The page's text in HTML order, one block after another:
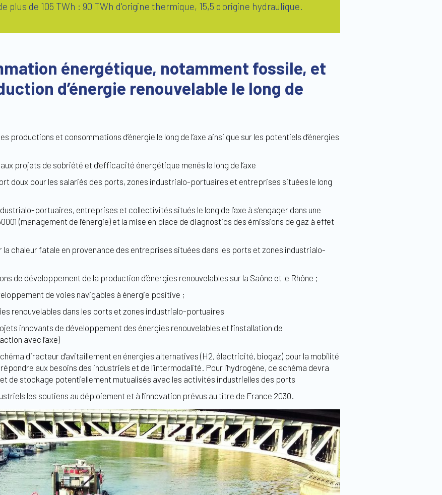
plus de 105 TWh : 90 TWh d'origine thermique, 15,5 d'origine hydraulique.
énergétique, notamment fossile, et
d’énergie renouvelable le long de
productions et consommations d’énergie le long de l’axe ainsi que sur les potentiels d’énergies
projets de sobriété et d’efficacité énergétique menés le long de l’axe
doux pour les salariés des ports, zones industrialo-portuaires et entreprises situées le long
portuaires, entreprises et collectivités situés le long de l’axe à s’engager dans une
(management de l’énergie) et la mise en place de diagnostics des émissions de gaz à effet
la chaleur fatale en provenance des entreprises situées dans les ports et zones industrialo-
de développement de la production d’énergies renouvelables sur la Saône et le Rhône ;
de voies navigables à énergie positive ;
renouvelables dans les ports et zones industrialo-portuaires
innovants de développement des énergies renouvelables et l’installation de
avec l’axe)
directeur d’avitaillement en énergies alternatives (H2, électricité, biogaz) pour la mobilité
aux besoins des industriels et de l’intermodalité. Pour l’hydrogène, ce schéma devra
de stockage potentiellement mutualisés avec les activités industrielles des ports
les soutiens au déploiement et à l’innovation prévus au titre de France 2030.